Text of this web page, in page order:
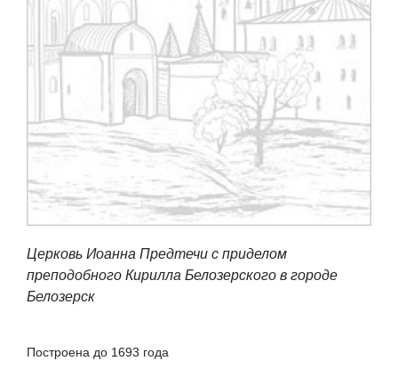
Церковь Иоанна Предтечи с приделом
преподобного Кирилла Белозерского в городе
Белозерск
Построена до 1693 года